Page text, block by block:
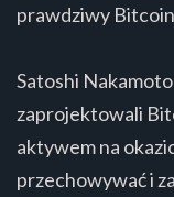
prawdziwy
Satoshi
zaprojektowali
aktywem na
przechowywać i